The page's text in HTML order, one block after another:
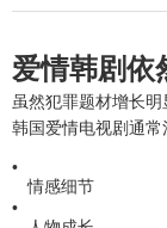
爱情韩剧依
虽然犯罪题材增长明
韩国爱情电视剧通常
情感细节